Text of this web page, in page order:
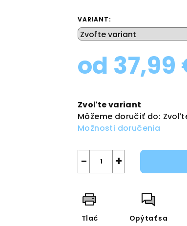
VARIANT:
od 37,99
cena:
Zvoľte variant
Môžeme doručiť do:
Možnosti doručenia
+
−
Tlač Opýtať sa